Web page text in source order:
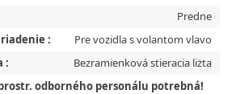
Predne
:
Pre vozidla s volantom vlavo
:
Bezramienková stieracia liżta
odborného personálu potrebná!